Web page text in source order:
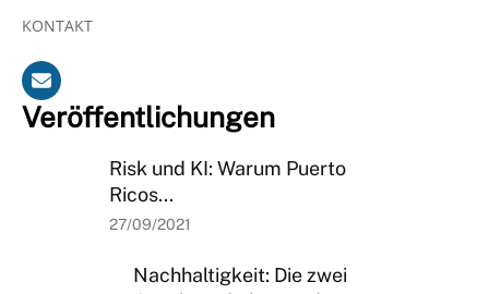
KONTAKT
Veröffentlichungen
Risk und KI: Warum Puerto
Ricos...
27/09/2021
Nachhaltigkeit: Die zwei